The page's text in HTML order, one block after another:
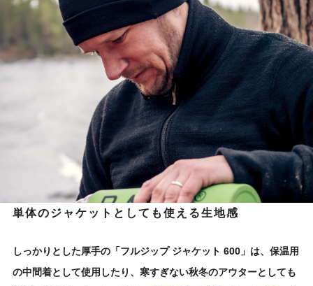
単体のジャケットとしても使える生地感
しっかりとした厚手の「フルジップ ジャケット 600」は、保温用
の中間着として使用したり、寒すぎない秋冬のアウターとしても